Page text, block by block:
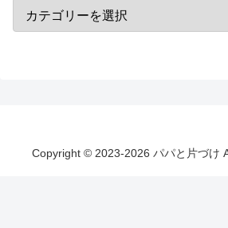
Copyright © 2023-2026 パパと片づけ